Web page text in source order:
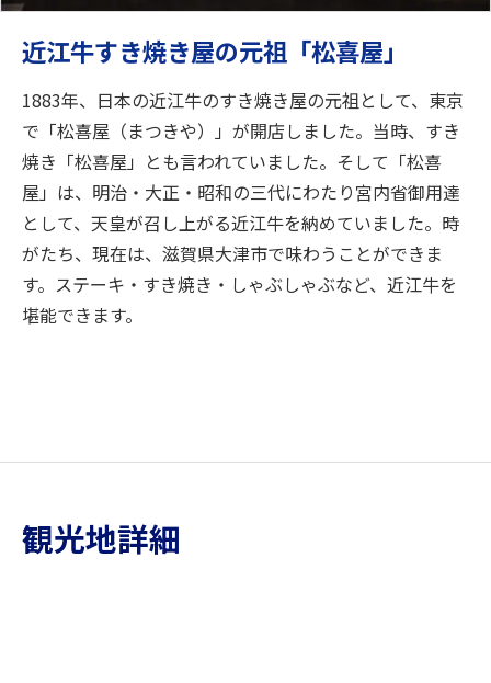
近江牛すき焼き屋の元祖「松喜屋」
1883年、日本の近江牛のすき焼き屋の元祖として、東京
で「松喜屋（まつきや）」が開店しました。当時、すき
焼き「松喜屋」とも言われていました。そして「松喜
屋」は、明治・大正・昭和の三代にわたり宮内省御用達
として、天皇が召し上がる近江牛を納めていました。時
がたち、現在は、滋賀県大津市で味わうことができま
す。ステーキ・すき焼き・しゃぶしゃぶなど、近江牛を
堪能できます。
観光地詳細